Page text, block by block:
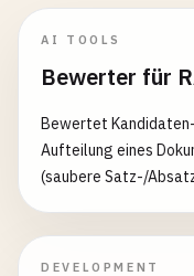
AI TOOLS
Bewerter für
Bewertet
Aufteilung eines
(saubere Satz-/
DEVELOPMENT